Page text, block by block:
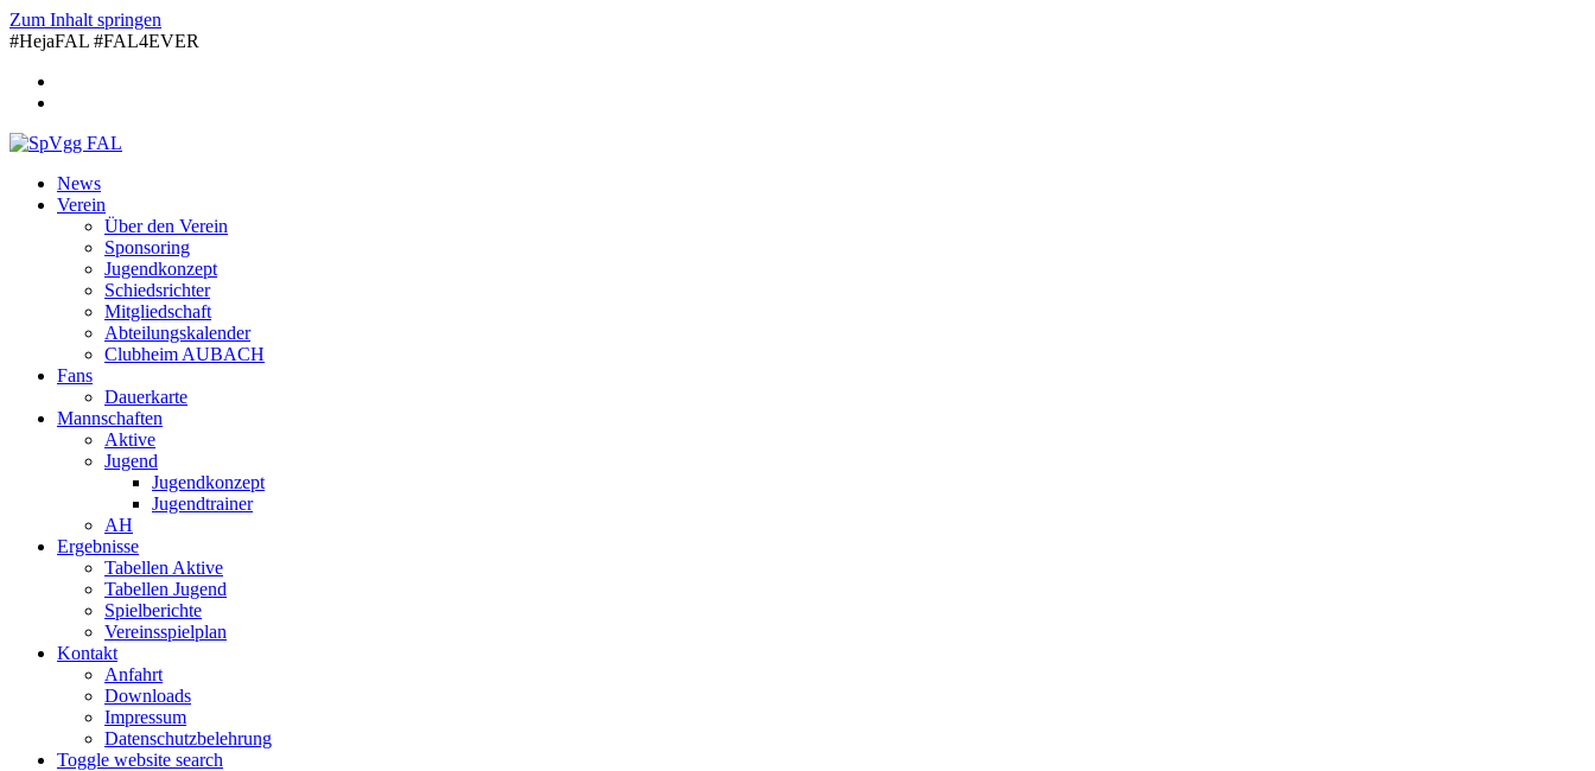
Zum Inhalt springen
#HejaFAL #FAL4EVER
News
Verein
Über den Verein
Sponsoring
Jugendkonzept
Schiedsrichter
Mitgliedschaft
Abteilungskalender
Clubheim AUBACH
Fans
Dauerkarte
Mannschaften
Aktive
Jugend
Jugendkonzept
Jugendtrainer
AH
Ergebnisse
Tabellen Aktive
Tabellen Jugend
Spielberichte
Vereinsspielplan
Kontakt
Anfahrt
Downloads
Impressum
Datenschutzbelehrung
Toggle website search